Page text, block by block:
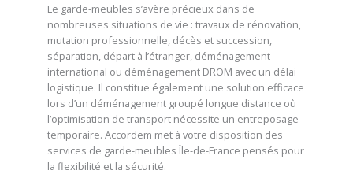
Le garde-meubles s’avère précieux dans de
nombreuses situations de vie : travaux de rénovation,
mutation professionnelle, décès et succession,
séparation, départ à l’étranger, déménagement
international ou déménagement DROM avec un délai
logistique. Il constitue également une solution efficace
lors d’un déménagement groupé longue distance où
l’optimisation de transport nécessite un entreposage
temporaire. Accordem met à votre disposition des
services de garde-meubles Île-de-France pensés pour
la flexibilité et la sécurité.